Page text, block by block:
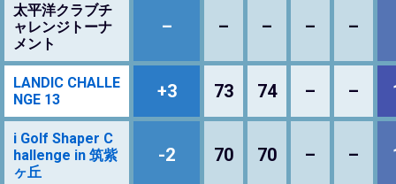
太平洋クラブチ
ャレンジトーナ
メント
– – – – –
LANDIC CHALLE
NGE 13
+3 73 74 – –
i Golf Shaper C
hallenge in 筑紫
ヶ丘
-2 70 70 – –